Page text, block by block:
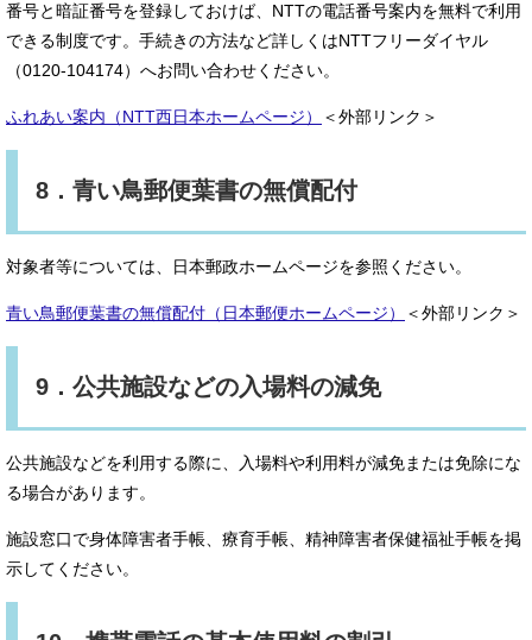
番号と暗証番号を登録しておけば、NTTの電話番号案内を無料で利用
できる制度です。手続きの方法など詳しくはNTTフリーダイヤル
（0120-104174）へお問い合わせください。
ふれあい案内（NTT西日本ホームページ） ＜外部リンク＞
8．青い鳥郵便葉書の無償配付
対象者等については、日本郵政ホームページを参照ください。
青い鳥郵便葉書の無償配付（日本郵便ホームページ） ＜外部リンク＞
9．公共施設などの入場料の減免
公共施設などを利用する際に、入場料や利用料が減免または免除にな
る場合があります。
施設窓口で身体障害者手帳、療育手帳、精神障害者保健福祉手帳を掲
示してください。